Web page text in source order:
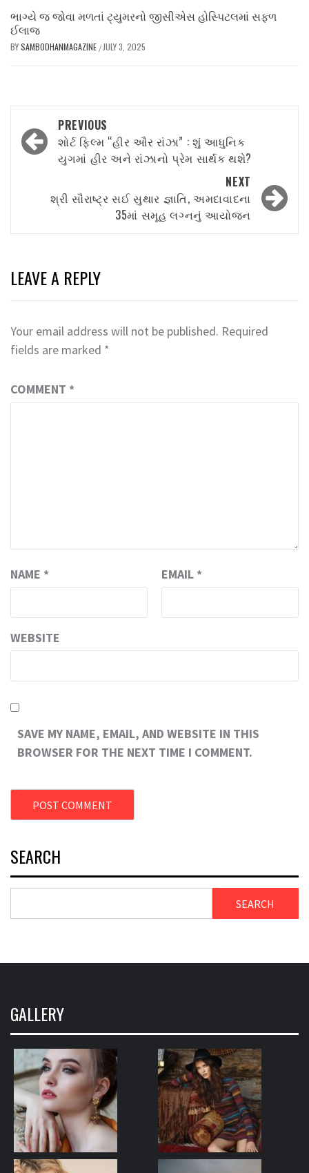
ભાગ્યે જ જોવા મળતાં ટ્યુમરનો જીસીએસ હોસ્પિટલમાં સફળ
ઈલાજ
BYSAMBODHANMAGAZINE / JULY 3, 2025
Post
navigation
PREVIOUS
શોર્ટ ફિલ્મ “હીર ઔર રાંઝા” : શું આધુનિક
યુગમાં હીર અને રાંઝાનો પ્રેમ સાર્થક થશે?
NEXT
શ્રી સૌરાષ્ટ્ર સઈ સુથાર જ્ઞાતિ, અમદાવાદના
35માં સમૂહ લગ્નનું આયોજન
LEAVE A REPLY
Your email address will not be published. Required
fields are marked *
COMMENT *
NAME * EMAIL *
WEBSITE
SAVE MY NAME, EMAIL, AND WEBSITE IN THIS
BROWSER FOR THE NEXT TIME I COMMENT.
SEARCH
SEARCH
GALLERY